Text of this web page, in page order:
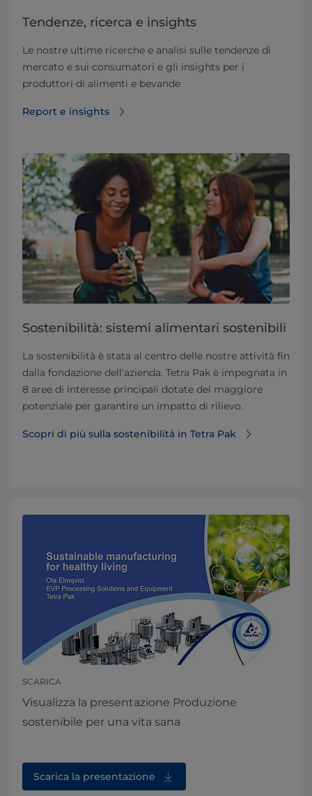
​​​​​​​​​​​​​​​​​​​​​​​​​​​​​​​​​​​Tendenze, ricerca e insights
Le nostre ultime ricerche e analisi sulle tendenze di
mercato e sui consumatori e gli insights per i
produttori di alimenti e bevande
Report e insights
Sostenibilità: sistemi alimentari sostenibili
La sostenibilità è stata al centro delle nostre attività fin
dalla fondazione dell'azienda. Tetra Pak è impegnata in
8 aree di interesse principali dotate del maggiore
potenziale per garantire un impatto di rilievo.
Scopri di più sulla sostenibilità in Tetra Pak
SCARICA
Visualizza la presentazione Produzione
sostenibile per una vita sana
Scarica la presentazione